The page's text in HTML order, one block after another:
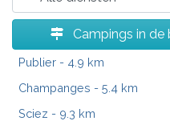
Campings in
Publier - 4.9 km
Champanges - 5.4 km
Sciez - 9.3 km